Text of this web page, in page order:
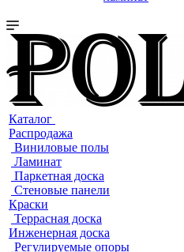
Каталог
Распродажа
Виниловые полы
Ламинат
Паркетная доска
Стеновые панели
Краски
Террасная доска
Инженерная доска
Регулируемые опоры